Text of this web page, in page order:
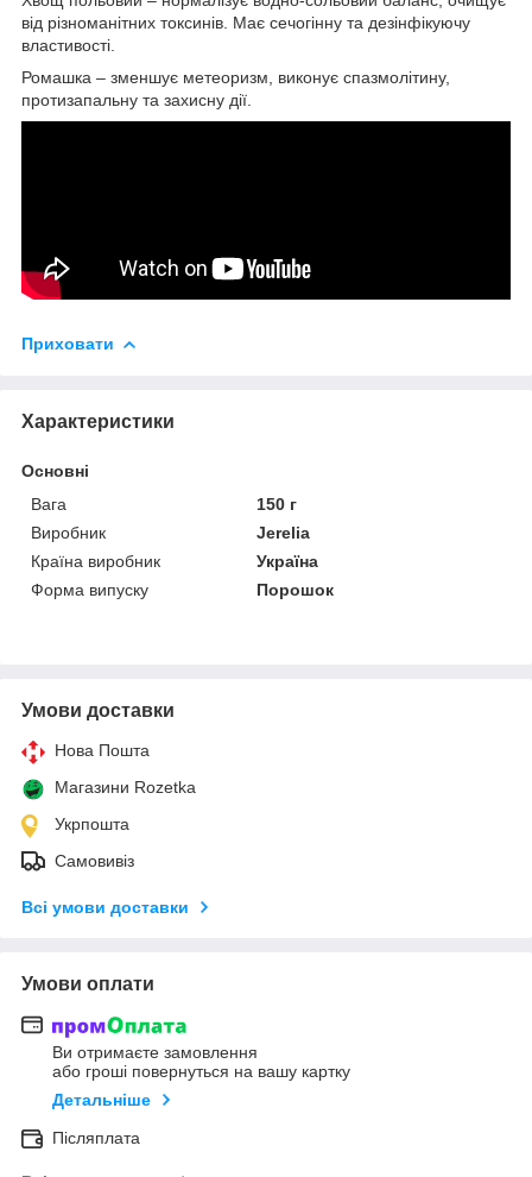
від різноманітних токсинів. Має сечогінну та дезінфікуючу
властивості.
Ромашка – зменшує метеоризм, виконує спазмолітину,
протизапальну та захисну дії.
Приховати
Характеристики
Основні
Вага
150 г
Виробник
Jerelia
Країна виробник
Україна
Форма випуску
Порошок
Умови доставки
Нова Пошта
Магазини Rozetka
Укрпошта
Самовивіз
Всі умови доставки
Умови оплати
Ви отримаєте замовлення
або гроші повернуться на вашу картку
Детальніше
Післяплата